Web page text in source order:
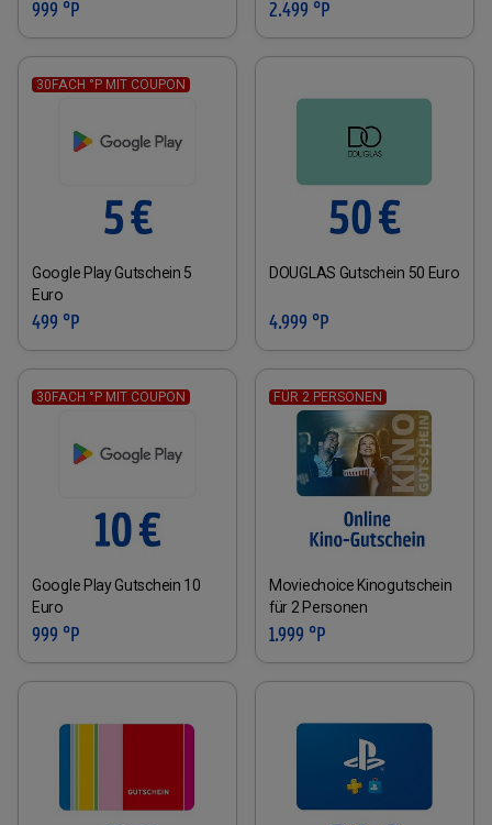
999 °P 2.499 °P
30FACH °P MIT COUPON
Google Play Gutschein 5
Euro
499 °P
DOUGLAS Gutschein 50 Euro
4.999 °P
30FACH °P MIT COUPON
Google Play Gutschein 10
Euro
999 °P
FÜR 2 PERSONEN
Moviechoice Kinogutschein
für 2 Personen
1.999 °P